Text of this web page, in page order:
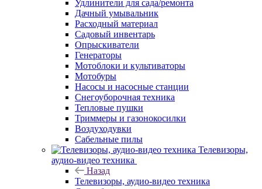
Удлинители для сада/ремонта
Дачный умывальник
Расходный материал
Садовый инвентарь
Опрыскиватели
Генераторы
Мотоблоки и культиваторы
Мотобуры
Насосы и насосные станции
Снегоуборочная техника
Тепловые пушки
Триммеры и газонокосилки
Воздуходувки
Сабельные пилы
Телевизоры,
аудио-видео техника
Назад
Телевизоры, аудио-видео техника